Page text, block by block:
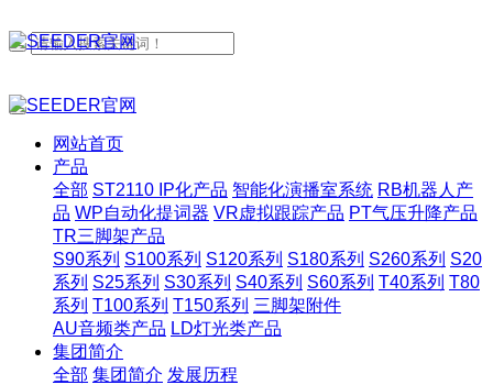
网站首页
产品
全部 ST2110 IP化产品 智能化演播室系统 RB机器人产
品 WP自动化提词器 VR虚拟跟踪产品 PT气压升降产品
TR三脚架产品
S90系列 S100系列 S120系列 S180系列 S260系列 S20
系列 S25系列 S30系列 S40系列 S60系列 T40系列 T80
系列 T100系列 T150系列 三脚架附件
AU音频类产品 LD灯光类产品
集团简介
全部 集团简介 发展历程